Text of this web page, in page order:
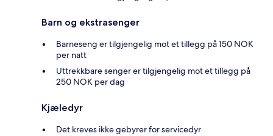
Barn og ekstrasenger
Barneseng er tilgjengelig mot et tillegg på 150 NOK
per natt
Uttrekkbare senger er tilgjengelig mot et tillegg på
250 NOK per dag
Kjæledyr
Det kreves ikke gebyrer for servicedyr